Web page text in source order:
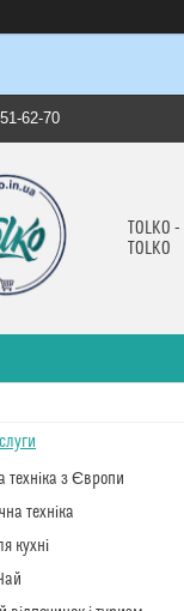
62-70
TOLKO
TOLKO
техніка з Європи
техніка
кухні